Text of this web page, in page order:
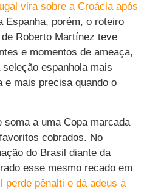
vira sobre a Croácia após
Espanha, porém, o roteiro
Roberto Martínez teve
e momentos de ameaça,
espanhola mais
e mais precisa quando o
soma a uma Copa marcada
cobrados. No
do Brasil diante da
esse mesmo recado em
perde pênalti e dá adeus à